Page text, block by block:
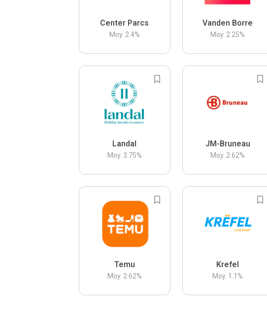
Center Parcs
Moy. 2.4%
Vanden Borre
Moy. 2.25%
Landal
Moy. 3.75%
JM-Bruneau
Moy. 2.62%
Temu
Moy. 2.62%
Krefel
Moy. 1.1 %